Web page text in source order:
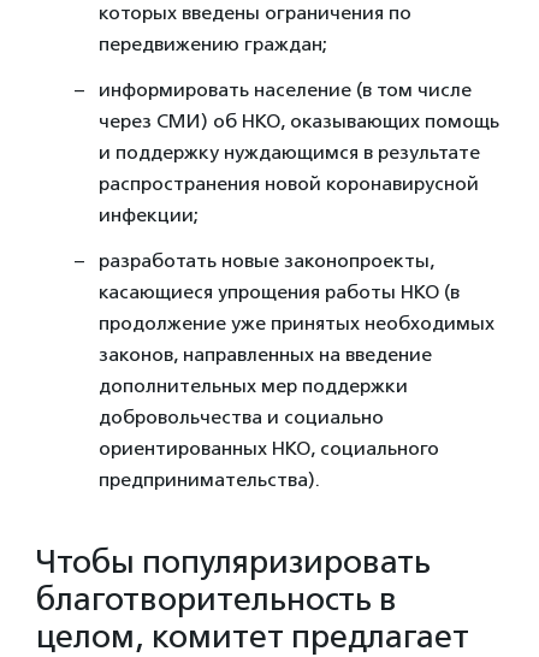
которых введены ограничения по
передвижению граждан;
информировать население (в том числе
через СМИ) об НКО, оказывающих помощь
и поддержку нуждающимся в результате
распространения новой коронавирусной
инфекции;
разработать новые законопроекты,
касающиеся упрощения работы НКО (в
продолжение уже принятых необходимых
законов, направленных на введение
дополнительных мер поддержки
добровольчества и социально
ориентированных НКО, социального
предпринимательства).
Чтобы популяризировать
благотворительность в
целом, комитет предлагает